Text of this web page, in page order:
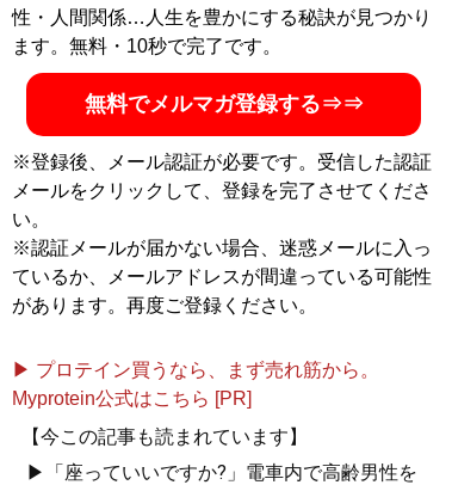
記事一覧へ
性・人間関係…人生を豊かにする秘訣が見つかり
ます。無料・10秒で完了です。
無料でメルマガ登録する⇒⇒
※登録後、メール認証が必要です。受信した認証
メールをクリックして、登録を完了させてくださ
い。
※認証メールが届かない場合、迷惑メールに入っ
ているか、メールアドレスが間違っている可能性
があります。再度ご登録ください。
▶ プロテイン買うなら、まず売れ筋から。
Myprotein公式はこちら [PR]
【今この記事も読まれています】
▶「座っていいですか?」電車内で高齢男性を